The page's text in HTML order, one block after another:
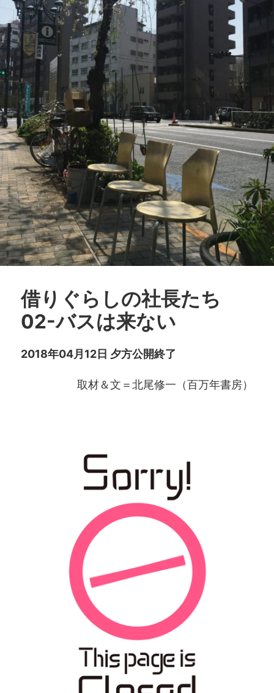
借りぐらしの社長たち
02-バスは来ない
2018年04月12日 夕方公開終了
取材＆文＝北尾修一（百万年書房）